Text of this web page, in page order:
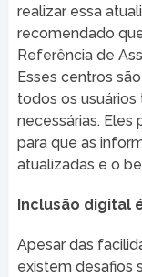
realizar essa
recomendado
Referência de
Esses centros
todos os
necessárias.
para que as
atualizadas e o
Inclusão digital
Apesar das
existem desafios